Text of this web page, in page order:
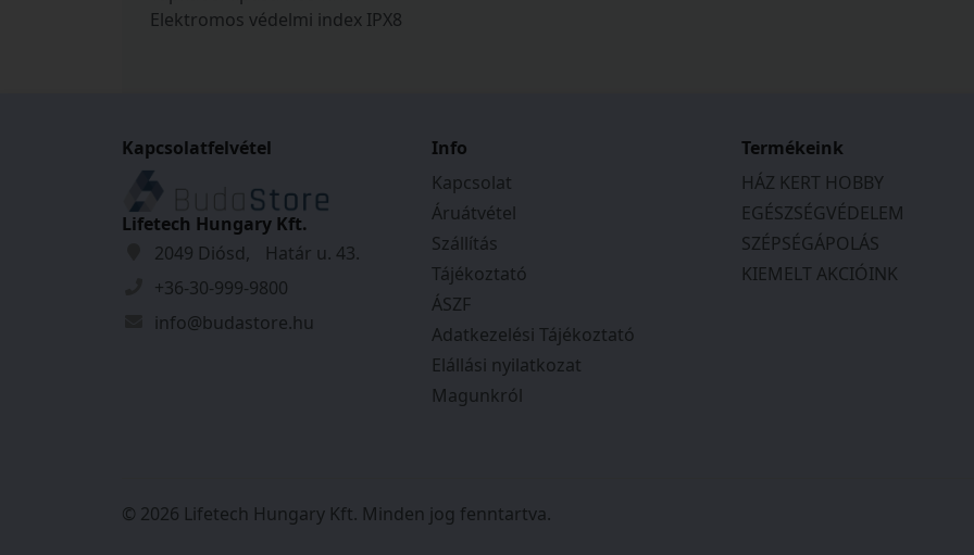
Elektromos védelmi index IPX8
Kapcsolatfelvétel
Lifetech Hungary Kft.
2049 Diósd, Határ u. 43.
+36-30-999-9800
info@budastore.hu
Info
Kapcsolat
Áruátvétel
Szállítás
Tájékoztató
ÁSZF
Adatkezelési Tájékoztató
Elállási nyilatkozat
Magunkról
Termékeink
HÁZ KERT HOBBY
EGÉSZSÉGVÉDELEM
SZÉPSÉGÁPOLÁS
KIEMELT AKCIÓINK
© 2026 Lifetech Hungary Kft. Minden jog fenntartva.